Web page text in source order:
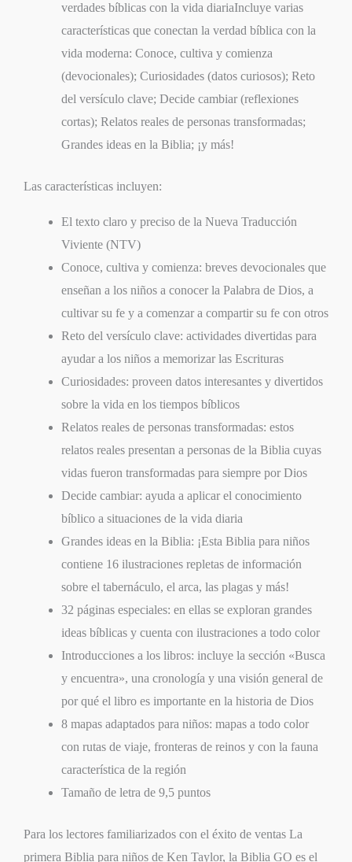
verdades bíblicas con la vida diariaIncluye varias
características que conectan la verdad bíblica con la
vida moderna: Conoce, cultiva y comienza
(devocionales); Curiosidades (datos curiosos); Reto
del versículo clave; Decide cambiar (reflexiones
cortas); Relatos reales de personas transformadas;
Grandes ideas en la Biblia; ¡y más!
Las características incluyen:
El texto claro y preciso de la Nueva Traducción
Viviente (NTV)
Conoce, cultiva y comienza: breves devocionales que
enseñan a los niños a conocer la Palabra de Dios, a
cultivar su fe y a comenzar a compartir su fe con otros
Reto del versículo clave: actividades divertidas para
ayudar a los niños a memorizar las Escrituras
Curiosidades: proveen datos interesantes y divertidos
sobre la vida en los tiempos bíblicos
Relatos reales de personas transformadas: estos
relatos reales presentan a personas de la Biblia cuyas
vidas fueron transformadas para siempre por Dios
Decide cambiar: ayuda a aplicar el conocimiento
bíblico a situaciones de la vida diaria
Grandes ideas en la Biblia: ¡Esta Biblia para niños
contiene 16 ilustraciones repletas de información
sobre el tabernáculo, el arca, las plagas y más!
32 páginas especiales: en ellas se exploran grandes
ideas bíblicas y cuenta con ilustraciones a todo color
Introducciones a los libros: incluye la sección «Busca
y encuentra», una cronología y una visión general de
por qué el libro es importante en la historia de Dios
8 mapas adaptados para niños: mapas a todo color
con rutas de viaje, fronteras de reinos y con la fauna
característica de la región
Tamaño de letra de 9,5 puntos
Para los lectores familiarizados con el éxito de ventas La
primera Biblia para niños de Ken Taylor, la Biblia GO es el